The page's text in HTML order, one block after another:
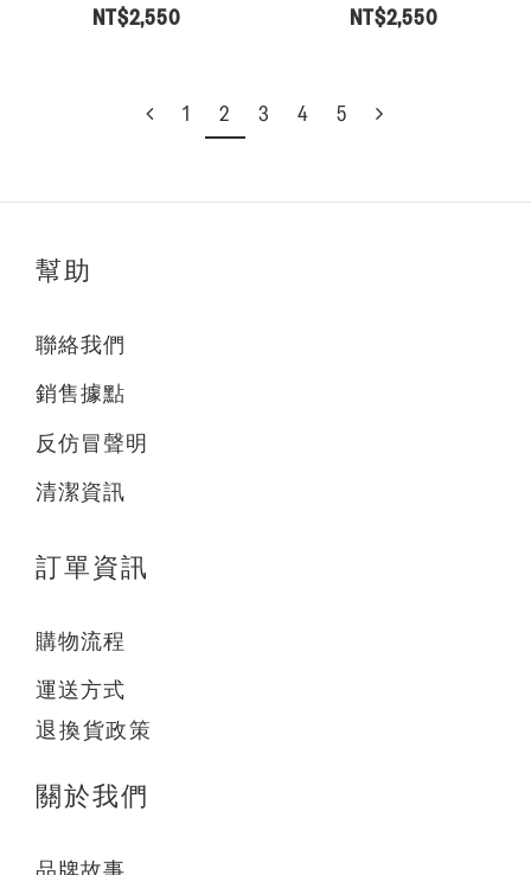
NT$2,550
NT$2,550
1 2 3 4 5
幫助
聯絡我們
銷售據點
反仿冒聲明
清潔資訊
訂單資訊
購物流程
運送方式
退換貨政策
關於我們